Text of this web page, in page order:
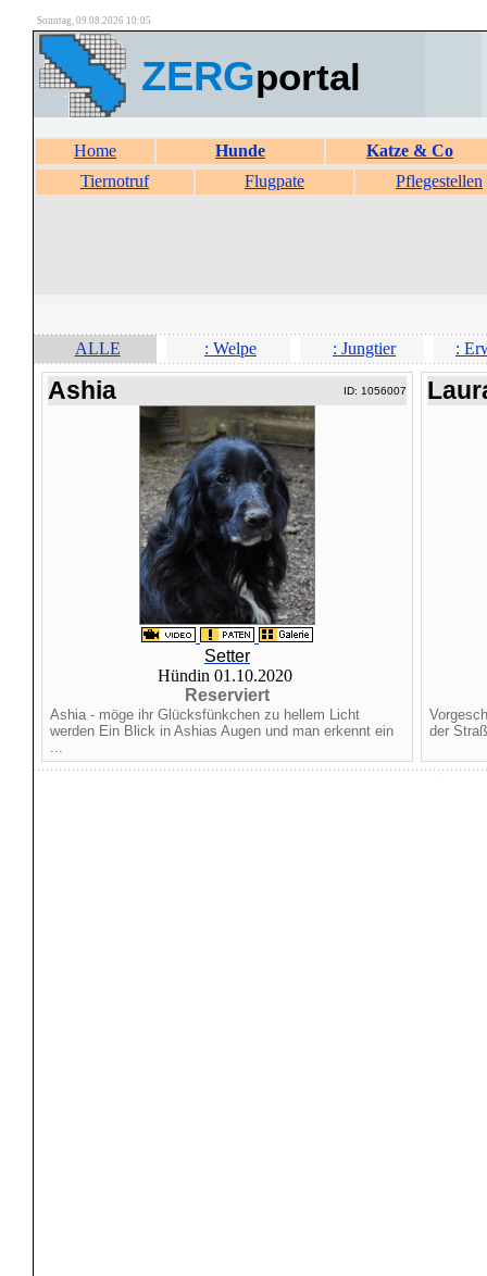
Sonntag, 09.08.2026 10:05
ZERGportal
Home Hunde
Katze & Co
Tiernotruf
Flugpate Pflegestellen
ALLE
: Welpe : Jungtier :
Ashia ID: 1056007
Setter
Hündin 01.10.2020
Reserviert
Ashia - möge ihr Glücksfünkchen zu hellem Licht
werden Ein Blick in Ashias Augen und man erkennt ein
...
der